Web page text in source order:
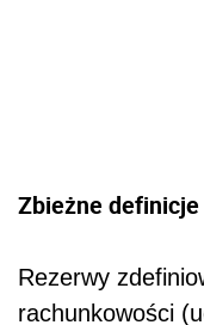
Zbieżne
Rezerwy
rachunkowości